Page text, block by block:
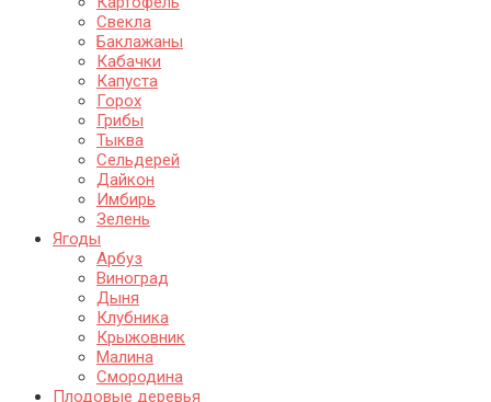
Свекла
Баклажаны
Кабачки
Капуста
Горох
Грибы
Тыква
Сельдерей
Дайкон
Имбирь
Зелень
Ягоды
Арбуз
Виноград
Дыня
Клубника
Крыжовник
Малина
Смородина
Плодовые деревья